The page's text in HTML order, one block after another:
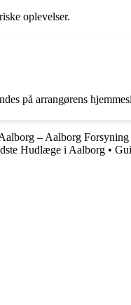
oplevelser.
på arrangørens
– Aalborg Forsyning
Hudlæge i Aalborg •